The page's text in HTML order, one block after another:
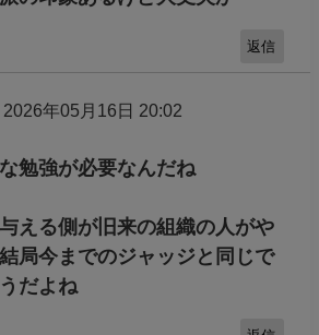
年05月16日 19:51
コーチ業がある
年から公認スケートコーチ資
なって研修出てレポート書い
導論、関連基礎医科学etcゴタ
合格しなきゃになったと。宇
の印象あるけど大丈夫か
返信